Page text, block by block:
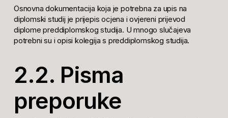
Osnovna dokumentacija koja je potrebna za upis na
diplomski studij je prijepis ocjena i ovjereni prijevod
diplome preddiplomskog studija. U mnogo slučajeva
potrebni su i opisi kolegija s preddiplomskog studija.
2.2. Pisma
preporuke